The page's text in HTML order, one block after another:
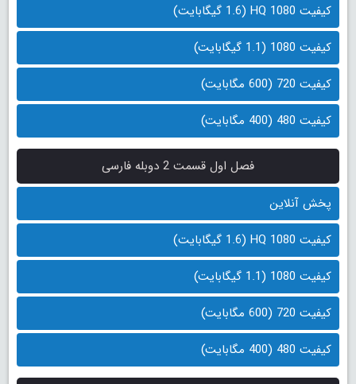
کیفیت 1080 HQ (1.6 گیگابایت)
کیفیت 1080 (1.1 گیگابایت)
کیفیت 720 (600 مگابایت)
کیفیت 480 (400 مگابایت)
فصل اول قسمت 2 دوبله فارسی
پخش آنلاین
کیفیت 1080 HQ (1.6 گیگابایت)
کیفیت 1080 (1.1 گیگابایت)
کیفیت 720 (600 مگابایت)
کیفیت 480 (400 مگابایت)